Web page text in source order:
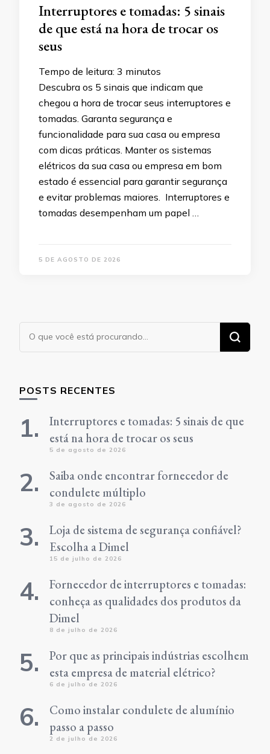
Interruptores e tomadas: 5 sinais
de que está na hora de trocar os
seus
Tempo de leitura: 3 minutos
Descubra os 5 sinais que indicam que
chegou a hora de trocar seus interruptores e
tomadas. Garanta segurança e
funcionalidade para sua casa ou empresa
com dicas práticas. Manter os sistemas
elétricos da sua casa ou empresa em bom
estado é essencial para garantir segurança
e evitar problemas maiores. Interruptores e
tomadas desempenham um papel …
5 DE AGOSTO DE 2026
Procurando
POSTS RECENTES
Interruptores e tomadas: 5 sinais de que
está na hora de trocar os seus
5 de agosto de 2026
Saiba onde encontrar fornecedor de
condulete múltiplo
3 de agosto de 2026
Loja de sistema de segurança confiável?
Escolha a Dimel
15 de julho de 2026
Fornecedor de interruptores e tomadas:
conheça as qualidades dos produtos da
Dimel
8 de julho de 2026
Por que as principais indústrias escolhem
esta empresa de material elétrico?
6 de julho de 2026
Como instalar condulete de alumínio
passo a passo
2 de julho de 2026